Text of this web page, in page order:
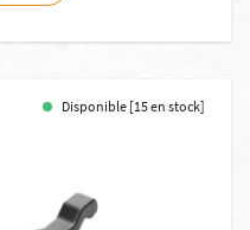
Disponible [15 en stock]